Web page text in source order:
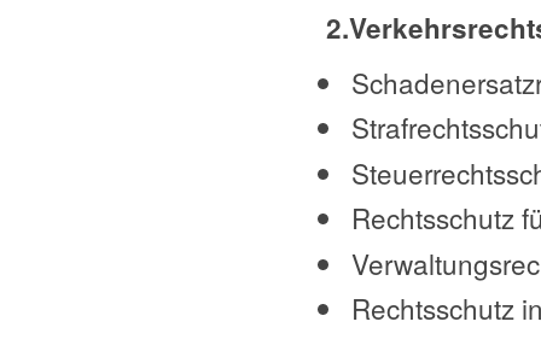
Rechtsschutz
Rechtsschutz